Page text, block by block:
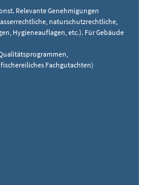
Relevante Genehmigungen
naturschutzrechtliche,
Hygieneauflagen, etc.). Für Gebäude
Fachgutachten)